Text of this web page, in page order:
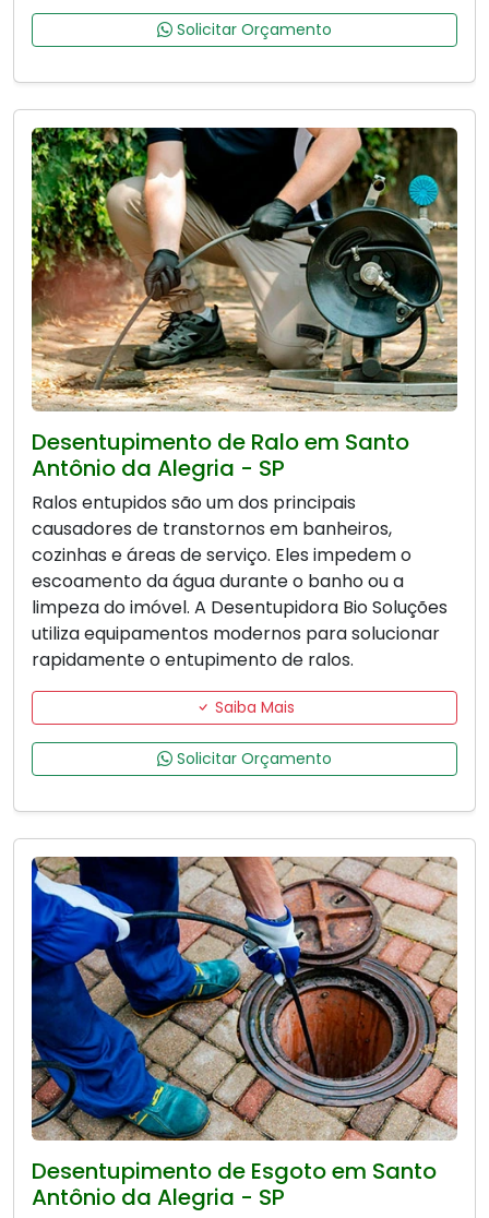
Solicitar Orçamento
Desentupimento de Ralo em Santo
Antônio da Alegria - SP
Ralos entupidos são um dos principais
causadores de transtornos em banheiros,
cozinhas e áreas de serviço. Eles impedem o
escoamento da água durante o banho ou a
limpeza do imóvel. A Desentupidora Bio Soluções
utiliza equipamentos modernos para solucionar
rapidamente o entupimento de ralos.
Saiba Mais
Solicitar Orçamento
Desentupimento de Esgoto em Santo
Antônio da Alegria - SP